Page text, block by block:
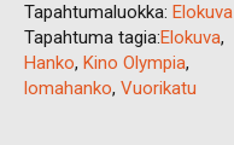
Tapahtumaluokka: Elokuva
Tapahtuma tagia:Elokuva,
Hanko, Kino Olympia,
lomahanko, Vuorikatu